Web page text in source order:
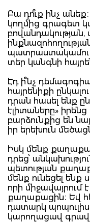
Բա դո՞ւք ինչ
կողմից գրագետ
բովանդակության,
տեր կանգնի
Էդ ի՞նչ
հայրենիքի
դրան հասել ենք
էլիտաները»
բարձունքից են
իր երեխուն
Իսկ մենք
դրեց՝
պետության
մենք ունեցել
որի միջավայրում
քաղաքացին։ Եվ
դատարկ
կարողացավ